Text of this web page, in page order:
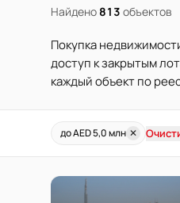
Найдено 813 объектов
Покупка
доступ к закрытым
каждый объект по
до AED 5,0 млн ✕